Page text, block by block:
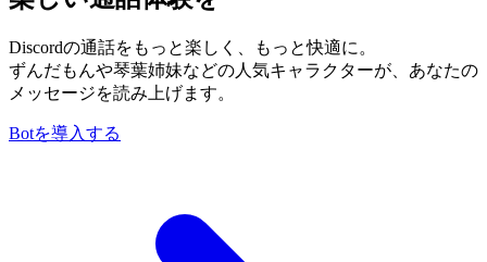
Discordの通話をもっと楽しく、もっと快適に。
ずんだもんや琴葉姉妹などの人気キャラクターが、あなたの
メッセージを読み上げます。
Botを導入する